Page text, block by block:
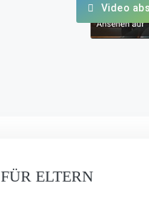
Video
FÜR ELTERN